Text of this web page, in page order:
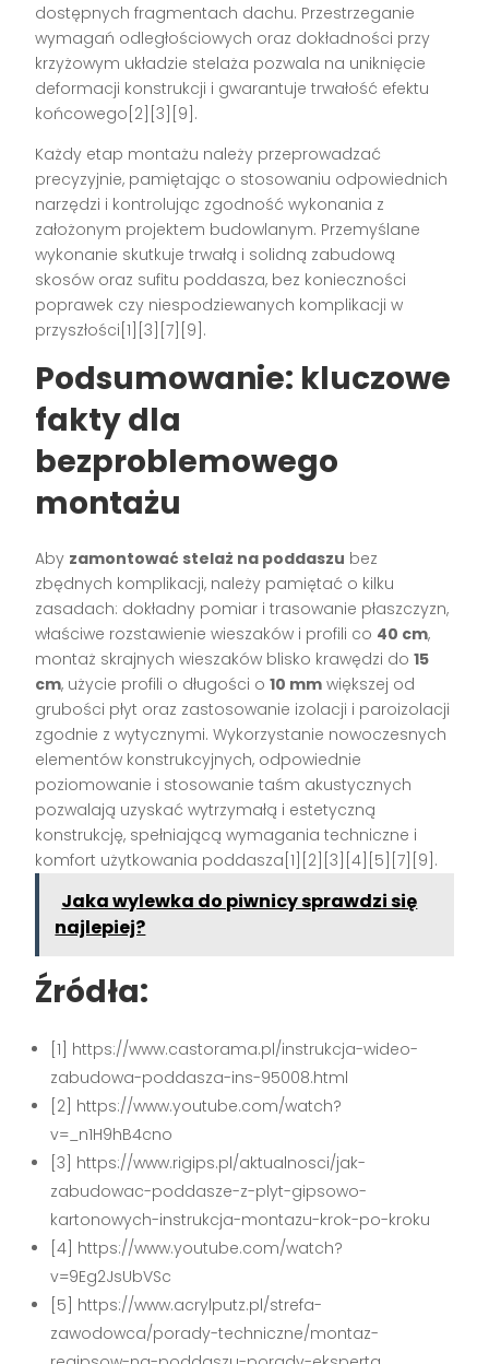
dostępnych fragmentach dachu. Przestrzeganie
wymagań odległościowych oraz dokładności przy
krzyżowym układzie stelaża pozwala na uniknięcie
deformacji konstrukcji i gwarantuje trwałość efektu
końcowego[2][3][9].
Każdy etap montażu należy przeprowadzać
precyzyjnie, pamiętając o stosowaniu odpowiednich
narzędzi i kontrolując zgodność wykonania z
założonym projektem budowlanym. Przemyślane
wykonanie skutkuje trwałą i solidną zabudową
skosów oraz sufitu poddasza, bez konieczności
poprawek czy niespodziewanych komplikacji w
przyszłości[1][3][7][9].
Podsumowanie: kluczowe
fakty dla
bezproblemowego
montażu
Aby zamontować stelaż na poddaszu bez
zbędnych komplikacji, należy pamiętać o kilku
zasadach: dokładny pomiar i trasowanie płaszczyzn,
właściwe rozstawienie wieszaków i profili co 40 cm,
montaż skrajnych wieszaków blisko krawędzi do15
cm, użycie profili o długości o10 mm większej od
grubości płyt oraz zastosowanie izolacji i paroizolacji
zgodnie z wytycznymi. Wykorzystanie nowoczesnych
elementów konstrukcyjnych, odpowiednie
poziomowanie i stosowanie taśm akustycznych
pozwalają uzyskać wytrzymałą i estetyczną
konstrukcję, spełniającą wymagania techniczne i
komfort użytkowania poddasza[1][2][3][4][5][7][9].
Jaka wylewka do piwnicy sprawdzi się
najlepiej?
Źródła:
[1] https://www.castorama.pl/instrukcja-wideo-
zabudowa-poddasza-ins-95008.html
[2] https://www.youtube.com/watch?
v=_n1H9hB4cno
[3] https://www.rigips.pl/aktualnosci/jak-
zabudowac-poddasze-z-plyt-gipsowo-
kartonowych-instrukcja-montazu-krok-po-kroku
[4] https://www.youtube.com/watch?
v=9Eg2JsUbVSc
[5] https://www.acrylputz.pl/strefa-
zawodowca/porady-techniczne/montaz-